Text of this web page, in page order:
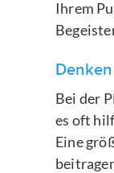
Ihrem
Bei der
es oft
Eine